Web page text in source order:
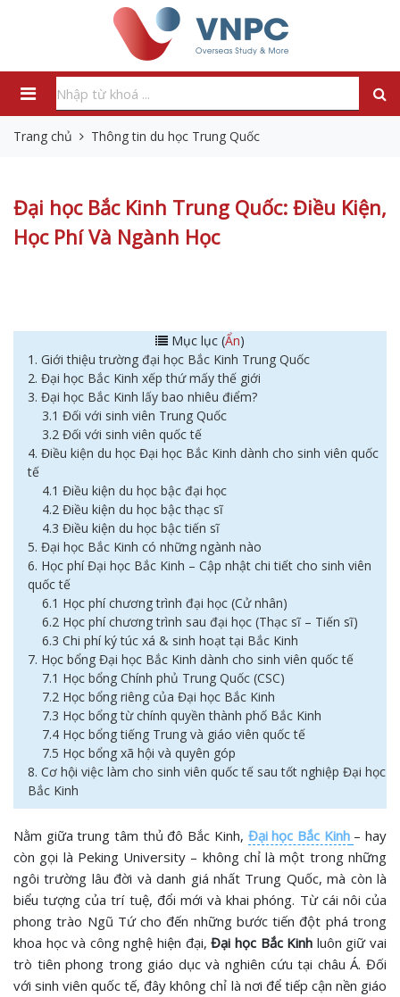
Trang chủ Thông tin du học Trung Quốc
Đại học Bắc Kinh Trung Quốc: Điều Kiện,
Học Phí Và Ngành Học
Mục lục (Ẩn)
1. Giới thiệu trường đại học Bắc Kinh Trung Quốc
2. Đại học Bắc Kinh xếp thứ mấy thế giới
3. Đại học Bắc Kinh lấy bao nhiêu điểm?
3.1 Đối với sinh viên Trung Quốc
3.2 Đối với sinh viên quốc tế
4. Điều kiện du học Đại học Bắc Kinh dành cho sinh viên quốc
tế
4.1 Điều kiện du học bậc đại học
4.2 Điều kiện du học bậc thạc sĩ
4.3 Điều kiện du học bậc tiến sĩ
5. Đại học Bắc Kinh có những ngành nào
6. Học phí Đại học Bắc Kinh – Cập nhật chi tiết cho sinh viên
quốc tế
6.1 Học phí chương trình đại học (Cử nhân)
6.2 Học phí chương trình sau đại học (Thạc sĩ – Tiến sĩ)
6.3 Chi phí ký túc xá & sinh hoạt tại Bắc Kinh
7. Học bổng Đại học Bắc Kinh dành cho sinh viên quốc tế
7.1 Học bổng Chính phủ Trung Quốc (CSC)
7.2 Học bổng riêng của Đại học Bắc Kinh
7.3 Học bổng từ chính quyền thành phố Bắc Kinh
7.4 Học bổng tiếng Trung và giáo viên quốc tế
7.5 Học bổng xã hội và quyên góp
8. Cơ hội việc làm cho sinh viên quốc tế sau tốt nghiệp Đại học
Bắc Kinh
Nằm giữa trung tâm thủ đô Bắc Kinh, Đại học Bắc Kinh – hay
còn gọi là Peking University – không chỉ là một trong những
ngôi trường lâu đời và danh giá nhất Trung Quốc, mà còn là
biểu tượng của trí tuệ, đổi mới và khai phóng. Từ cái nôi của
phong trào Ngũ Tứ cho đến những bước tiến đột phá trong
khoa học và công nghệ hiện đại, Đại học Bắc Kinh luôn giữ vai
trò tiên phong trong giáo dục và nghiên cứu tại châu Á. Đối
với sinh viên quốc tế, đây không chỉ là nơi để tiếp cận nền giáo